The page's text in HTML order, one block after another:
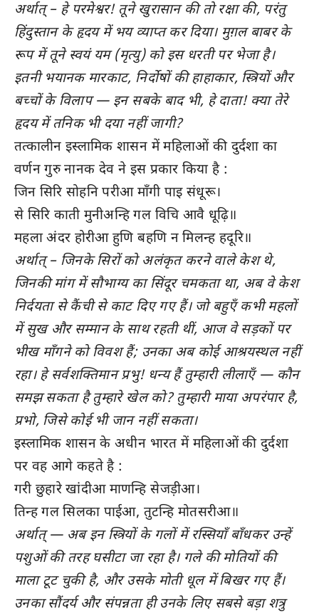
अर्थात् – हे परमेश्वर! तूने खुरासान की तो रक्षा की, परंतु
हिंदुस्तान के हृदय में भय व्याप्त कर दिया। मुग़ल बाबर के
रूप में तूने स्वयं यम (मृत्यु) को इस धरती पर भेजा है।
इतनी भयानक मारकाट, निर्दोषों की हाहाकार, स्त्रियों और
बच्चों के विलाप — इन सबके बाद भी, हे दाता! क्या तेरे
हृदय में तनिक भी दया नहीं जागी?
तत्कालीन इस्लामिक शासन में महिलाओं की दुर्दशा का
वर्णन गुरु नानक देव ने इस प्रकार किया है :
जिन सिरि सोहनि परीआ माँगी पाइ संधूरू।
से सिरि काती मुनीअन्हि गल विचि आवै धूढ़ि॥
महला अंदर होरीआ हुणि बहणि न मिलन्ह हदूरि॥
अर्थात् – जिनके सिरों को अलंकृत करने वाले केश थे,
जिनकी मांग में सौभाग्य का सिंदूर चमकता था, अब वे केश
निर्दयता से कैंची से काट दिए गए हैं। जो बहुएँ कभी महलों
में सुख और सम्मान के साथ रहती थीं, आज वे सड़कों पर
भीख माँगने को विवश हैं; उनका अब कोई आश्रयस्थल नहीं
रहा। हे सर्वशक्तिमान प्रभु! धन्य हैं तुम्हारी लीलाएँ — कौन
समझ सकता है तुम्हारे खेल को? तुम्हारी माया अपरंपार है,
प्रभो, जिसे कोई भी जान नहीं सकता।
इस्लामिक शासन के अधीन भारत में महिलाओं की दुर्दशा
पर वह आगे कहते है :
गरी छुहारे खांदीआ माणन्हि सेजड़ीआ।
तिन्‍ह गल सिलका पाईआ, तुटन्हि मोतसरीआ॥
अर्थात् — अब इन स्त्रियों के गलों में रस्सियाँ बाँधकर उन्हें
पशुओं की तरह घसीटा जा रहा है। गले की मोतियों की
माला टूट चुकी है, और उसके मोती धूल में बिखर गए हैं।
उनका सौंदर्य और संपन्नता ही उनके लिए सबसे बड़ा शत्रु